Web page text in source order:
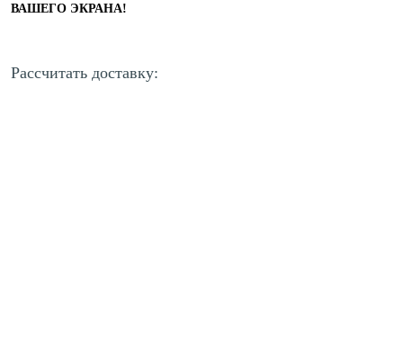
ВАШЕГО ЭКРАНА!
Рассчитать доставку: